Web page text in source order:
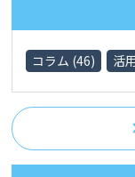
コラム (46) 活